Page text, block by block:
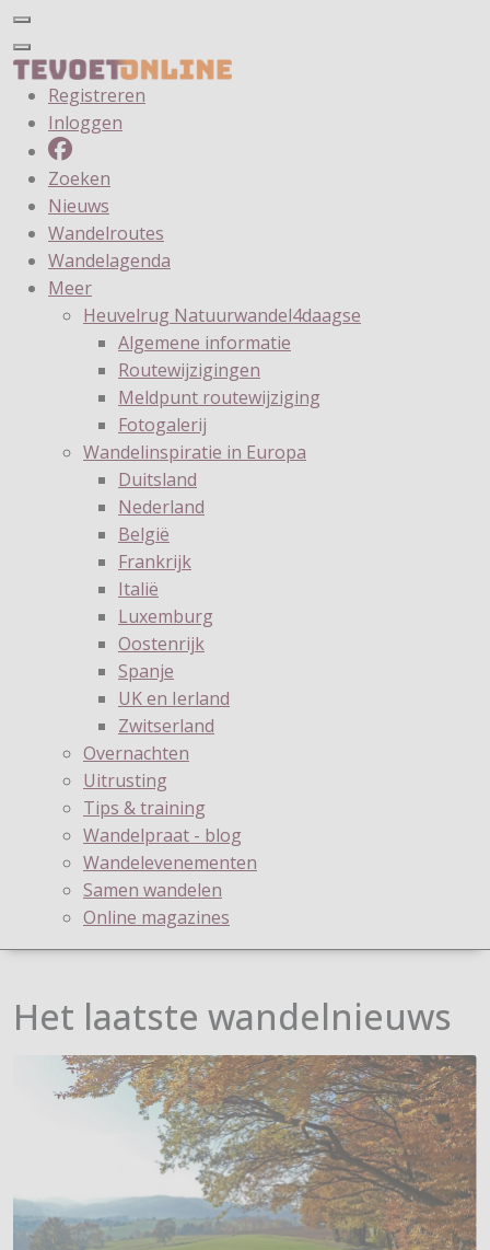
Registreren
Inloggen
Zoeken
Nieuws
Wandelroutes
Wandelagenda
Meer
Heuvelrug Natuurwandel4daagse
Algemene informatie
Routewijzigingen
Meldpunt routewijziging
Fotogalerij
Wandelinspiratie in Europa
Duitsland
Nederland
België
Frankrijk
Italië
Luxemburg
Oostenrijk
Spanje
UK en Ierland
Zwitserland
Overnachten
Uitrusting
Tips & training
Wandelpraat - blog
Wandelevenementen
Samen wandelen
Online magazines
Het laatste wandelnieuws